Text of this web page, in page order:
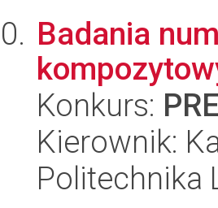
Badania
Konkurs:
Kierownik:
Politechnika